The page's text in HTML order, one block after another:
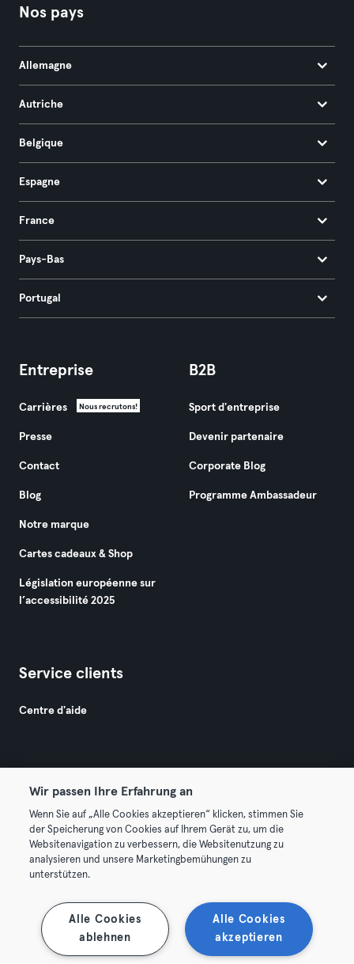
Nos pays
Allemagne
Autriche
Belgique
Espagne
France
Pays-Bas
Portugal
Entreprise
Carrières Nous recrutons!
Presse
Contact
Blog
Notre marque
Cartes cadeaux & Shop
Législation européenne sur
l’accessibilité 2025
B2B
Sport d'entreprise
Devenir partenaire
Corporate Blog
Programme Ambassadeur
Service clients
Centre d'aide
© 2026 Urban Sports Group GmbH. All rights reserved.
Conditions générales Politique de confidentialité
Mentions légales
Se rétracter ici
Wir passen Ihre Erfahrung an
Wenn Sie auf „Alle Cookies akzeptieren“ klicken, stimmen Sie
der Speicherung von Cookies auf Ihrem Gerät zu, um die
Websitenavigation zu verbessern, die Websitenutzung zu
analysieren und unsere Marketingbemühungen zu
unterstützen.
Alle Cookies
akzeptieren
Alle Cookies
ablehnen